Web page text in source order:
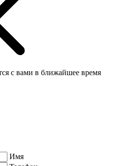
с вами в ближайшее время
Имя